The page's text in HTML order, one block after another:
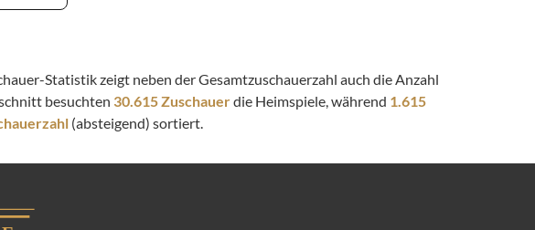
Statistik zeigt neben der Gesamtzuschauerzahl auch die Anzahl
besuchten 30.615 Zuschauerdie Heimspiele, während 1.615
(absteigend) sortiert.